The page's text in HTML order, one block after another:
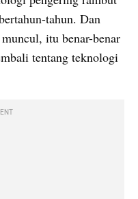
tahun. Dan
itu benar-benar
tentang teknologi